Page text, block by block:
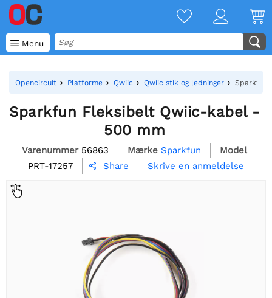
 Menu
Opencircuit Platforme Qwiic Qwiic stik og ledninger Sparkfun
Sparkfun Fleksibelt Qwiic-kabel -
500 mm
Varenummer 56863 Mærke Sparkfun
Model
PRT-17257
 Share Skrive en anmeldelse